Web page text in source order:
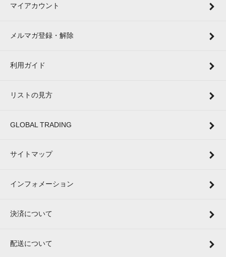
マイアカウント
メルマガ登録・解除
利用ガイド
リストの見方
GLOBAL TRADING
サイトマップ
インフォメーション
決済について
配送について